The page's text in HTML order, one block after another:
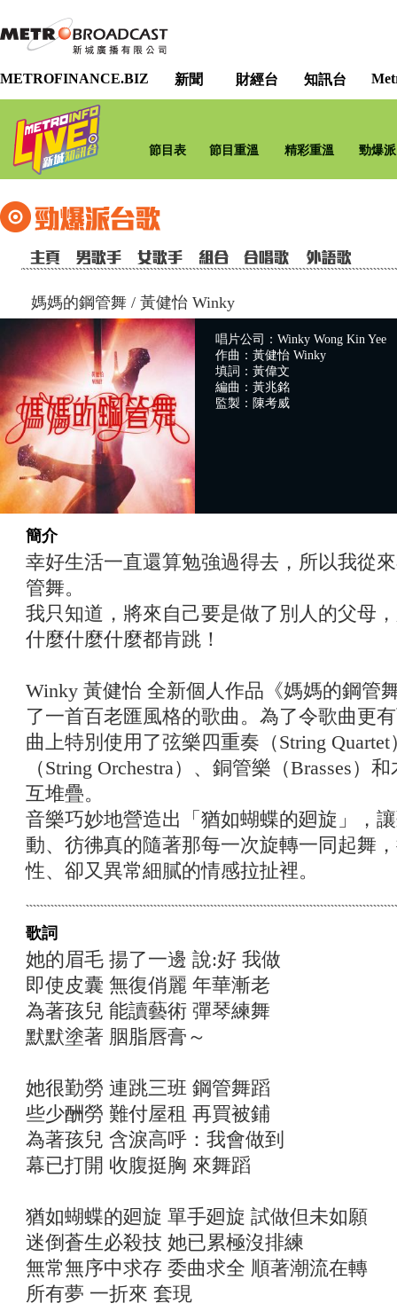
METROFINANCE.BIZ 新聞 財經台 知訊台
節目表 節目重溫 精彩重溫 勁爆
媽媽的鋼管舞 / 黃健怡 Winky
唱片公司：Winky Wong Kin Yee
作曲：黃健怡 Winky
填詞：黃偉文
編曲：黃兆銘
監製：陳考威
簡介
幸好生活一直還算勉強過得去，所以我從
管舞。
我只知道，將來自己要是做了別人的父母
什麼什麼什麼都肯跳！
Winky 黃健怡 全新個人作品《媽媽的鋼管
了一首百老匯風格的歌曲。為了令歌曲更
曲上特別使用了弦樂四重奏（String
（String Orchestra）、銅管樂（Brasses）
互堆疊。
音樂巧妙地營造出「猶如蝴蝶的廻旋」，
動、彷彿真的隨著那每一次旋轉一同起舞
性、卻又異常細膩的情感拉扯裡。
歌詞
她的眉毛 揚了一邊 說:好 我做
即使皮囊 無復俏麗 年華漸老
為著孩兒 能讀藝術 彈琴練舞
默默塗著 胭脂唇膏～
她很勤勞 連跳三班 鋼管舞蹈
些少酬勞 難付屋租 再買被鋪
為著孩兒 含淚高呼：我會做到
幕已打開 收腹挺胸 來舞蹈
猶如蝴蝶的廻旋 單手廻旋 試做但未如願
迷倒蒼生必殺技 她已累極沒排練
無常無序中求存 委曲求全 順著潮流在轉
所有夢 一折來 套現